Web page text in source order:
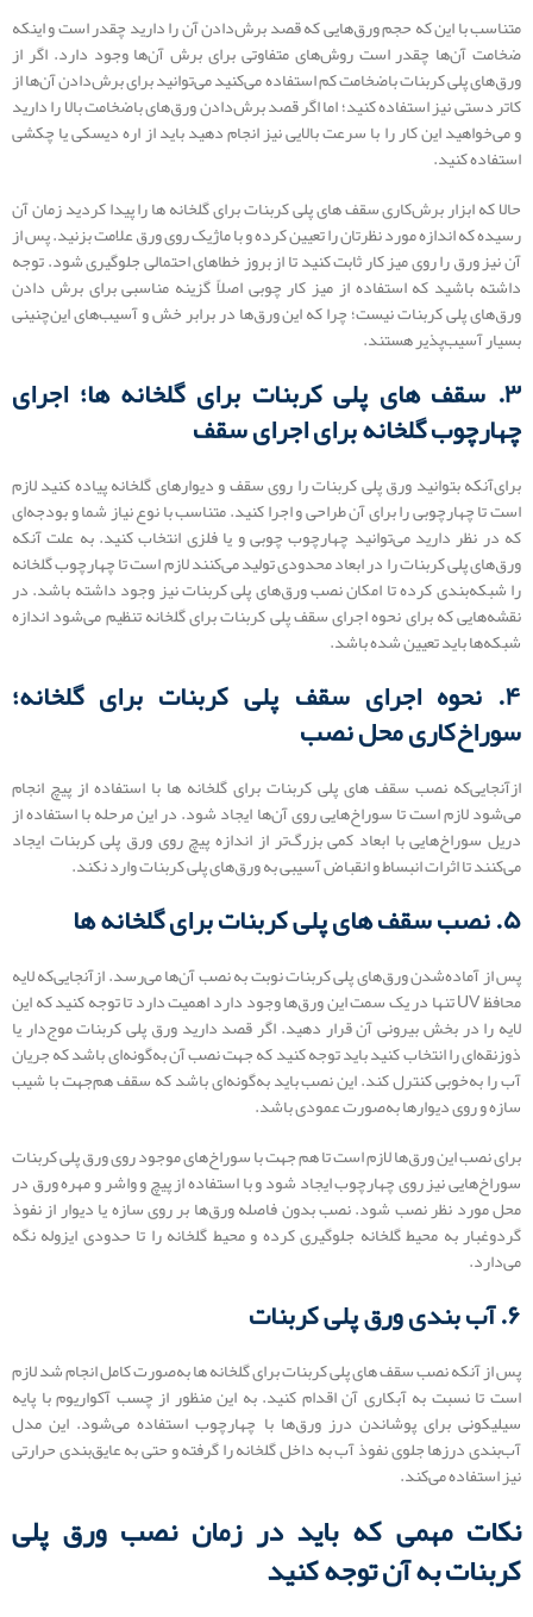
متناسب با این که حجم ورق‌هایی که قصد برش‌دادن آن را دارید چقدر است و اینکه
ضخامت آن‌ها چقدر است روش‌های متفاوتی برای برش آن‌ها وجود دارد. اگر از
ورق‌های پلی کربنات باضخامت کم استفاده می‌کنید می‌توانید برای برش‌دادن آن‌ها از
کاتر دستی نیز استفاده کنید؛ اما اگر قصد برش‌دادن ورق‌های باضخامت بالا را دارید
و می‌خواهید این کار را با سرعت بالایی نیز انجام دهید باید از اره دیسکی یا چکشی
استفاده کنید.
حالا که ابزار برش‌کاری سقف های پلی کربنات برای گلخانه ها را پیدا کردید زمان آن
رسیده که اندازه مورد نظرتان را تعیین کرده و با ماژیک روی ورق علامت بزنید. پس از
آن نیز ورق را روی میز کار ثابت کنید تا از بروز خطاهای احتمالی جلوگیری شود. توجه
داشته باشید که استفاده از میز کار چوبی اصلاً گزینه مناسبی برای برش دادن
ورق‌های پلی کربنات نیست؛ چرا که این ورق‌ها در برابر خش و آسیب‌های این‌چنینی
بسیار آسیب‌پذیر هستند.
۳. سقف های پلی کربنات برای گلخانه ها؛ اجرای
چهارچوب گلخانه برای اجرای سقف
برای‌آنکه بتوانید ورق پلی کربنات را روی سقف و دیوارهای گلخانه پیاده کنید لازم
است تا چهارچوبی را برای آن طراحی و اجرا کنید. متناسب با نوع نیاز شما و بودجه‌ای
که در نظر دارید می‌توانید چهارچوب چوبی و یا فلزی انتخاب کنید. به علت آنکه
ورق‌های پلی کربنات را در ابعاد محدودی تولید می‌کنند لازم است تا چهارچوب گلخانه
را شبکه‌بندی کرده تا امکان نصب ورق‌های پلی کربنات نیز وجود داشته باشد. در
نقشه‌هایی که برای نحوه اجرای سقف پلی کربنات برای گلخانه تنظیم می‌شود اندازه
شبکه‌ها باید تعیین شده باشد.
۴. نحوه اجرای سقف پلی کربنات برای گلخانه؛
سوراخ‌کاری محل نصب
ازآنجایی‌که نصب سقف های پلی کربنات برای گلخانه ها با استفاده از پیچ انجام
می‌شود لازم است تا سوراخ‌هایی روی آن‌ها ایجاد شود. در این مرحله با استفاده از
دریل سوراخ‌هایی با ابعاد کمی بزرگ‌تر از اندازه پیچ روی ورق پلی کربنات ایجاد
می‌کنند تا اثرات انبساط و انقباض آسیبی به ورق‌های پلی کربنات وارد نکند.
۵. نصب سقف های پلی کربنات برای گلخانه ها
پس از آماده‌شدن ورق‌های پلی کربنات نوبت به نصب آن‌ها می‌رسد. ازآنجایی‌که لایه
محافظ UV تنها در یک سمت این ورق‌ها وجود دارد اهمیت دارد تا توجه کنید که این
لایه را در بخش بیرونی آن قرار دهید. اگر قصد دارید ورق پلی کربنات موج‌دار یا
ذوزنقه‌ای را انتخاب کنید باید توجه کنید که جهت نصب آن به‌گونه‌ای باشد که جریان
آب را به‌خوبی کنترل کند. این نصب باید به‌گونه‌ای باشد که سقف هم‌جهت با شیب
سازه و روی دیوارها به‌صورت عمودی باشد.
برای نصب این ورق‌ها لازم است تا هم جهت با سوراخ‌های موجود روی ورق پلی کربنات
سوراخ‌هایی نیز روی چهارچوب ایجاد شود و با استفاده از پیچ و واشر و مهره ورق در
محل مورد نظر نصب شود. نصب بدون فاصله ورق‌ها بر روی سازه یا دیوار از نفوذ
گردوغبار به محیط گلخانه جلوگیری کرده و محیط گلخانه را تا حدودی ایزوله نگه
می‌دارد.
۶. آب بندی ورق پلی کربنات
پس از آنکه نصب سقف های پلی کربنات برای گلخانه ها به‌صورت کامل انجام شد لازم
است تا نسبت به آبکاری آن اقدام کنید. به این منظور از چسب‌ آکواریوم با پایه
سیلیکونی برای پوشاندن درز ورق‌ها با چهارچوب استفاده می‌شود. این مدل
آب‌بندی درزها جلوی نفوذ آب به داخل گلخانه را گرفته و حتی به عایق‌بندی حرارتی
نیز استفاده می‌کند.
نکات مهمی که باید در زمان نصب ورق پلی
کربنات به آن توجه کنید